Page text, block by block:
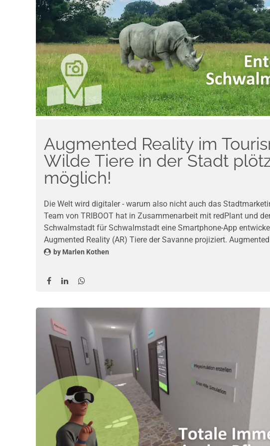
Augmented Reality im
Wilde Tiere in der Stadt
möglich!
Die Welt wird digitaler - warum also nicht auch das
Team von TRIBOOT hat in Zusammenarbeit mit redPlant und
Schwalmstadt für Schwalmstadt eine Smartphone-App
Augmented Reality (AR) Tiere der Savanne projiziert.
Tourismus bietet somit ein neuartiges Erlebnis, welches die
by Marlen Kothen